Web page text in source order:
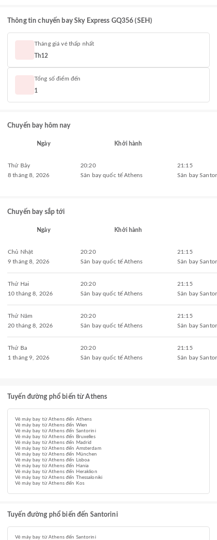
Thông tin chuyến bay Sky Express GQ356 (SEH)
Tháng giá vé thấp nhất
Th12
Tổng số điểm đến
1
Chuyến bay hôm nay
Ngày Khởi hành
Thứ Bảy
8 tháng 8, 2026
20:20
Sân bay quốc tế Athens
21:15
Sân bay
Chuyến bay sắp tới
Ngày Khởi hành
Chủ Nhật
9 tháng 8, 2026
20:20
Sân bay quốc tế Athens
21:15
Sân bay
Thứ Hai
10 tháng 8, 2026
20:20
Sân bay quốc tế Athens
21:15
Sân bay
Thứ Năm
20 tháng 8, 2026
20:20
Sân bay quốc tế Athens
21:15
Sân bay
Thứ Ba
1 tháng 9, 2026
20:20
Sân bay quốc tế Athens
21:15
Sân bay
Tuyến đường phổ biến từ Athens
Vé máy bay từ Athens đến Athens
Vé máy bay từ Athens đến Wien
Vé máy bay từ Athens đến Santorini
Vé máy bay từ Athens đến Bruxelles
Vé máy bay từ Athens đến Madrid
Vé máy bay từ Athens đến Amsterdam
Vé máy bay từ Athens đến München
Vé máy bay từ Athens đến Lisboa
Vé máy bay từ Athens đến Hania
Vé máy bay từ Athens đến Heraklion
Vé máy bay từ Athens đến Thessaloniki
Vé máy bay từ Athens đến Kos
Tuyến đường phổ biến đến Santorini
Vé máy bay từ Athens đến Santorini